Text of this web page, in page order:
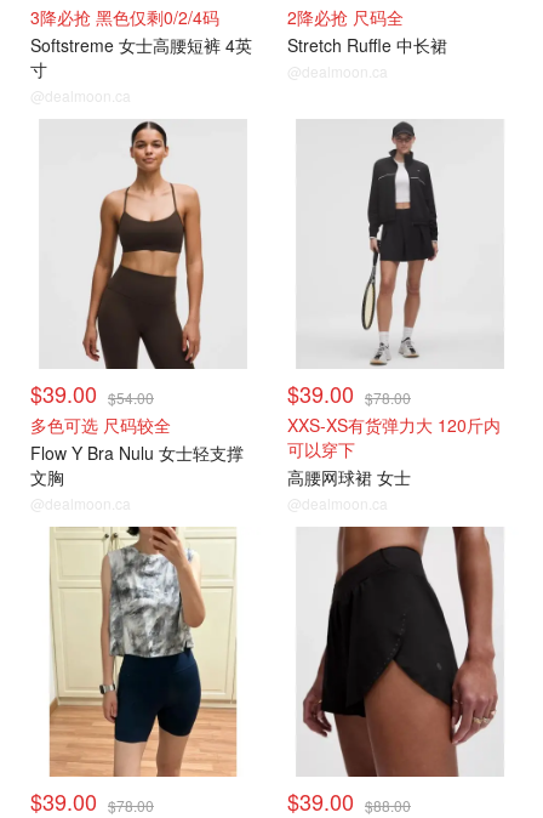
3降必抢 黑色仅剩0/2/4码
Softstreme 女士高腰短裤 4英
寸
@dealmoon.ca
2降必抢 尺码全
Stretch Ruffle 中长裙
@dealmoon.ca
$39.00 $54.00
多色可选 尺码较全
Flow Y Bra Nulu 女士轻支撑
文胸
@dealmoon.ca
$39.00 $78.00
XXS-XS有货弹力大 120斤内
可以穿下
高腰网球裙 女士
@dealmoon.ca
$39.00 $78.00
往期捡漏
$39.00 $88.00